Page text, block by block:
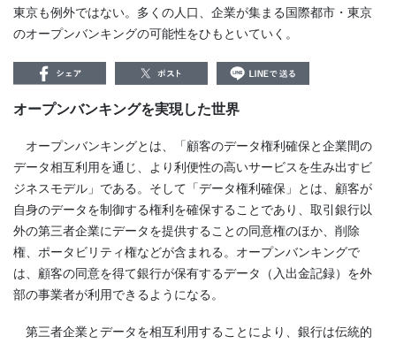
東京も例外ではない。多くの人口、企業が集まる国際都市・東京
のオープンバンキングの可能性をひもといていく。
オープンバンキングを実現した世界
オープンバンキングとは、「顧客のデータ権利確保と企業間の
データ相互利用を通じ、より利便性の高いサービスを生み出すビ
ジネスモデル」である。そして「データ権利確保」とは、顧客が
自身のデータを制御する権利を確保することであり、取引銀行以
外の第三者企業にデータを提供することの同意権のほか、削除
権、ポータビリティ権などが含まれる。オープンバンキングで
は、顧客の同意を得て銀行が保有するデータ（入出金記録）を外
部の事業者が利用できるようになる。
第三者企業とデータを相互利用することにより、銀行は伝統的